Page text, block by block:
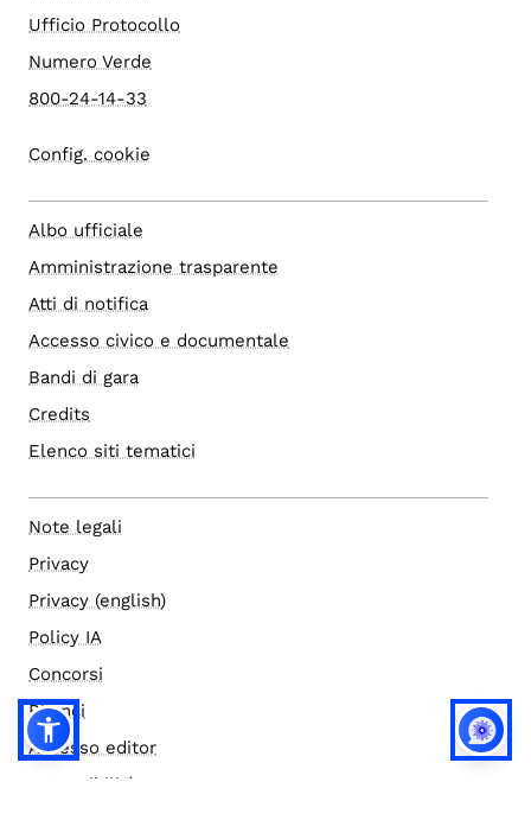
Ufficio Protocollo
Numero Verde
800-24-14-33
Config. cookie
Albo ufficiale
Amministrazione trasparente
Atti di notifica
Accesso civico e documentale
Bandi di gara
Credits
Elenco siti tematici
Note legali
Privacy
Privacy (english)
Policy IA
Concorsi
Bilanci
Accesso editor
Accessibilità